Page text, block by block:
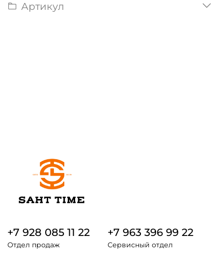
Артикул
+7 928 085 11 22
Отдел продаж
+7 963 396 99 22
Сервисный отдел